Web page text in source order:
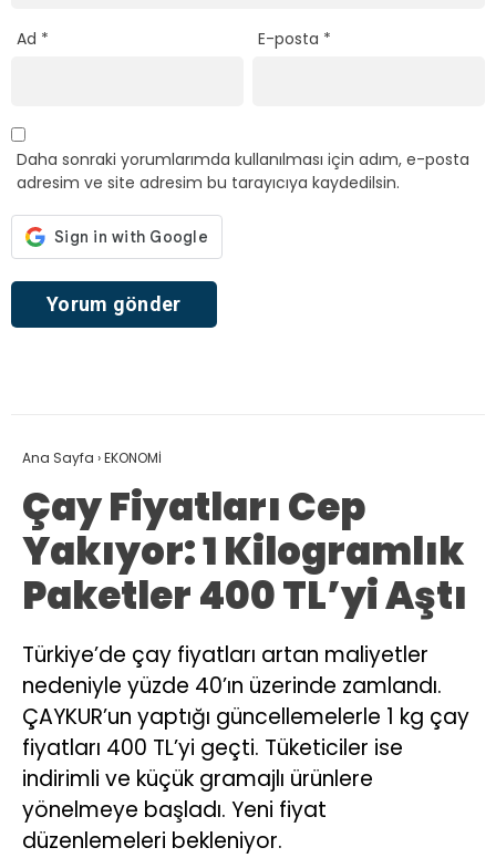
Ad * E-posta *
Daha sonraki yorumlarımda kullanılması için adım, e-posta
adresim ve site adresim bu tarayıcıya kaydedilsin.
Ana Sayfa ›EKONOMİ
Çay Fiyatları Cep
Yakıyor: 1 Kilogramlık
Paketler 400 TL’yi Aştı
Türkiye’de çay fiyatları artan maliyetler
nedeniyle yüzde 40’ın üzerinde zamlandı.
ÇAYKUR’un yaptığı güncellemelerle 1 kg çay
fiyatları 400 TL’yi geçti. Tüketiciler ise
indirimli ve küçük gramajlı ürünlere
yönelmeye başladı. Yeni fiyat
düzenlemeleri bekleniyor.